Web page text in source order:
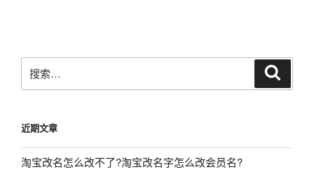
搜
索：
近期文章
淘宝改名怎么改不了?淘宝改名字怎么改会员名?